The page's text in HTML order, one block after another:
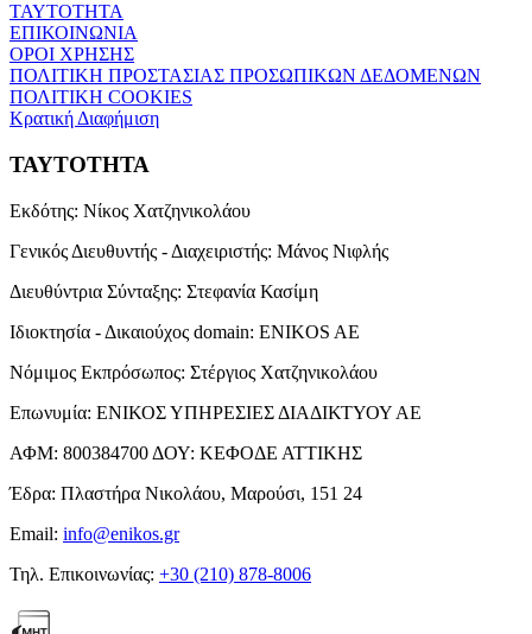
ΤΑΥΤΟΤΗΤΑ
ΕΠΙΚΟΙΝΩΝΙΑ
ΟΡΟΙ ΧΡΗΣΗΣ
ΠΟΛΙΤΙΚΗ ΠΡΟΣΤΑΣΙΑΣ ΠΡΟΣΩΠΙΚΩΝ ΔΕΔΟΜΕΝΩΝ
ΠΟΛΙΤΙΚΗ COOKIES
Κρατική Διαφήμιση
ΤΑΥΤΟΤΗΤΑ
Εκδότης: Νίκος Χατζηνικολάου
Γενικός Διευθυντής - Διαχειριστής: Μάνος Νιφλής
Διευθύντρια Σύνταξης: Στεφανία Κασίμη
Ιδιοκτησία - Δικαιούχος domain: ENIKOS AE
Νόμιμος Εκπρόσωπος: Στέργιος Χατζηνικολάου
Επωνυμία: ΕΝΙΚΟΣ ΥΠΗΡΕΣΙΕΣ ΔΙΑΔΙΚΤΥΟΥ ΑΕ
ΑΦΜ: 800384700 ΔΟΥ: ΚΕΦΟΔΕ ΑΤΤΙΚΗΣ
Έδρα: Πλαστήρα Νικολάου, Μαρούσι, 151 24
Email: info@enikos.gr
Τηλ. Επικοινωνίας: +30 (210) 878-8006